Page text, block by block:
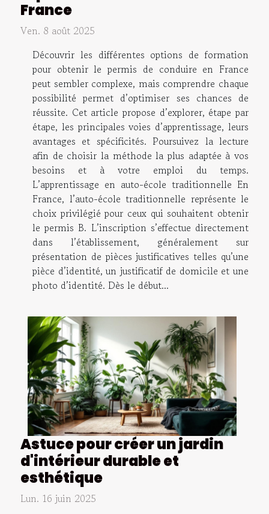
France
Ven. 8 août 2025
Découvrir les différentes options de formation
pour obtenir le permis de conduire en France
peut sembler complexe, mais comprendre chaque
possibilité permet d’optimiser ses chances de
réussite. Cet article propose d’explorer, étape par
étape, les principales voies d’apprentissage, leurs
avantages et spécificités. Poursuivez la lecture
afin de choisir la méthode la plus adaptée à vos
besoins et à votre emploi du temps.
L’apprentissage en auto-école traditionnelle En
France, l’auto-école traditionnelle représente le
choix privilégié pour ceux qui souhaitent obtenir
le permis B. L’inscription s’effectue directement
dans l’établissement, généralement sur
présentation de pièces justificatives telles qu’une
pièce d’identité, un justificatif de domicile et une
photo d’identité. Dès le début...
Astuce pour créer un jardin
d'intérieur durable et
esthétique
Lun. 16 juin 2025